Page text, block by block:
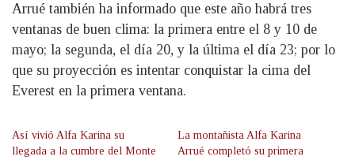
Arrué también ha informado que este año habrá tres
ventanas de buen clima: la primera entre el 8 y 10 de
mayo; la segunda, el día 20, y la última el día 23; por lo
que su proyección es intentar conquistar la cima del
Everest en la primera ventana.
Así vivió Alfa Karina su
llegada a la cumbre del Monte
La montañista Alfa Karina
Arrué completó su primera